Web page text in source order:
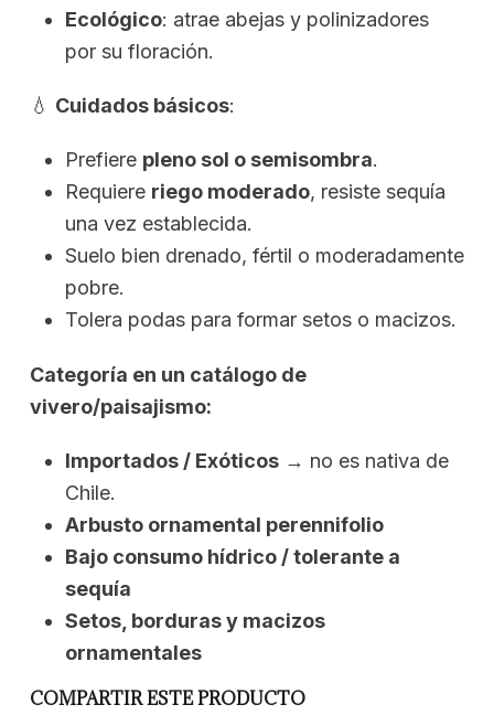
Ecológico: atrae abejas y polinizadores
por su floración.
💧 Cuidados básicos:
Prefiere pleno sol o semisombra.
Requiere riego moderado, resiste sequía
una vez establecida.
Suelo bien drenado, fértil o moderadamente
pobre.
Tolera podas para formar setos o macizos.
Categoría en un catálogo de
vivero/paisajismo:
Importados / Exóticos → no es nativa de
Chile.
Arbusto ornamental perennifolio
Bajo consumo hídrico / tolerante a
sequía
Setos, borduras y macizos
ornamentales
COMPARTIR ESTE PRODUCTO